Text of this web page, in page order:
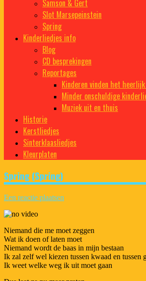
Samson & Gert
Slot Marsepeinstein
Spring
Kinderliedjes info
Blog
CD besprekingen
Reportages
Kinderen vinden het
Minder onschuldige
Muziek uit en thuis
Historie
Kerstliedjes
Sinterklaasliedjes
Kleurplaten
Spring (Spring)
Een reactie plaatsen
Niemand die me moet zeggen
Wat ik doen of laten moet
Niemand wordt de baas in mijn bestaan
Ik zal zelf wel kiezen tussen kwaad en tussen
Ik weet welke weg ik uit moet gaan